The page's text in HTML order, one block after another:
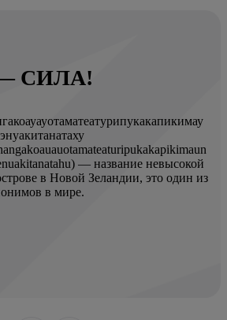
СИЛА!
— название невысокой
в Новой Зеландии, это один из
в мире.